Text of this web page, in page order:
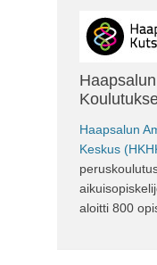
Haapsalun
Keskus
aloitti 800